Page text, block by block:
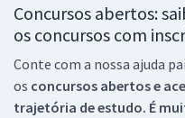
Concursos abertos:
os concursos com
Conte com a nossa ajuda
os concursos abertos e
trajetória de estudo. É